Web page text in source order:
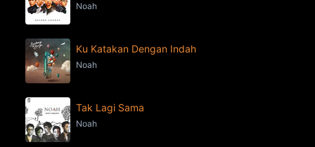
Noah
Ku Katakan Dengan Indah
Noah
Tak Lagi Sama
Noah